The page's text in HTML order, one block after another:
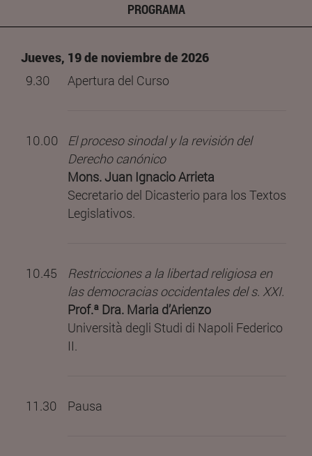
PROGRAMA
Jueves, 19 de noviembre de 2026
9.30
Apertura del Curso
10.00
El proceso sinodal y la revisión del
Derecho canónico
Mons. Juan Ignacio Arrieta
Secretario del Dicasterio para los Textos
Legislativos.
10.45
Restricciones a la libertad religiosa en
las democracias occidentales del s. XXI.
Prof.ª Dra. Maria d’Arienzo
Università degli Studi di Napoli Federico
II.
11.30 Pausa